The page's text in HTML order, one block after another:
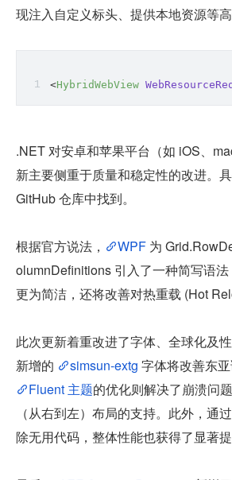
现注入自定义标头、提供本地资源等高
<HybridWebView
.NET 对安卓和苹果平台（如 iOS、
新主要侧重于质量和稳定性的改进。
GitHub 仓库中找到。
根据官方说法， WPF 为
olumnDefinitions 引入了一种简写语
更为简洁，还将改善对热重载 (Hot
此次更新着重改进了字体、全球化及
新增的
simsun-extg 字体将改善东亚
Fluent 主题的优化则解决了崩溃问
（从右到左）布局的支持。此外，通
除无用代码，整体性能也获得了显著提